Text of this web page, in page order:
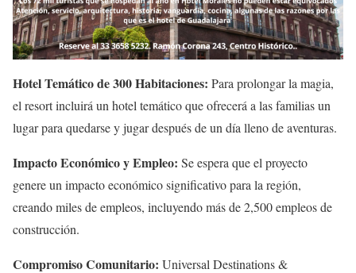
Hotel Temático de 300 Habitaciones: Para prolongar la magia,
el resort incluirá un hotel temático que ofrecerá a las familias un
lugar para quedarse y jugar después de un día lleno de aventuras.
Impacto Económico y Empleo: Se espera que el proyecto
genere un impacto económico significativo para la región,
creando miles de empleos, incluyendo más de 2,500 empleos de
construcción.
Compromiso Comunitario: Universal Destinations &